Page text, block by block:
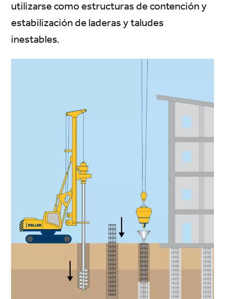
utilizarse como estructuras de contención y
estabilización de laderas y taludes
inestables.